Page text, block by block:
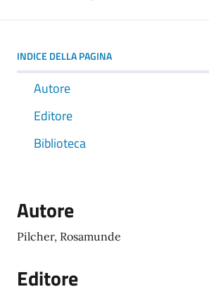
INDICE DELLA PAGINA
Autore
Editore
Biblioteca
Autore
Pilcher, Rosamunde
Editore